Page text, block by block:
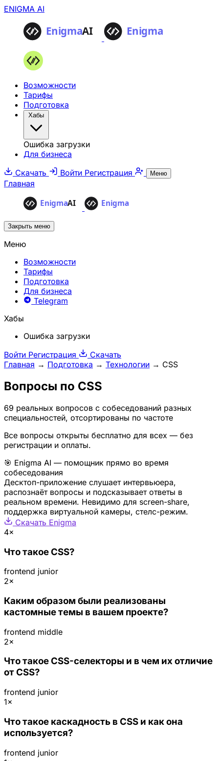
ENIGMA AI
Возможности
Тарифы
Подготовка
Хабы
Ошибка загрузки
Для бизнеса
Скачать
Войти Регистрация Меню
Главная
Закрыть меню
Меню
Возможности
Тарифы
Подготовка
Для бизнеса
Telegram
Хабы
Ошибка загрузки
Войти Регистрация
Скачать
Главная → Подготовка → Технологии → CSS
Вопросы по CSS
69 реальных вопросов с собеседований разных
специальностей, отсортированы по частоте
Все вопросы открыты бесплатно для всех — без
регистрации и оплаты.
🎯 Enigma AI — помощник прямо во время
собеседования
Десктоп-приложение слушает интервьюера,
распознаёт вопросы и подсказывает ответы в
реальном времени. Невидимо для screen-share,
поддержка виртуальной камеры, стелс-режим.
Скачать Enigma
4×
Что такое CSS?
frontend junior
2×
Каким образом были реализованы
кастомные темы в вашем проекте?
frontend middle
2×
Что такое CSS-селекторы и в чем их отличие
от CSS?
frontend junior
1×
Что такое каскадность в CSS и как она
используется?
frontend junior